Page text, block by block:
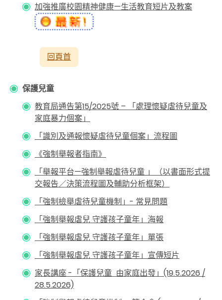
加強推廣校園精神健康—生活教育短片及教案
回頁首
保護兒童
教育局通告第15/2025號 – 「處理懷疑虐待兒童及
家庭暴力個案」
「識別及通報懷疑虐待兒童個案」流程圖
《強制舉報者指南》
「舉報平台—強制舉報虐待兒童 」（以書面形式提
交報告／決策流程圖及輔助分析框架）
「強制檢舉虐待兒童機制」- 常見問題
「強制舉報虐兒 守護孩子童年」海報
「強制舉報虐兒 守護孩子童年」單張
「強制舉報虐兒 守護孩子童年」宣傳短片
家長講座 -「保護兒童 由家庭出發」(19.5.2026 /
28.5.2026)